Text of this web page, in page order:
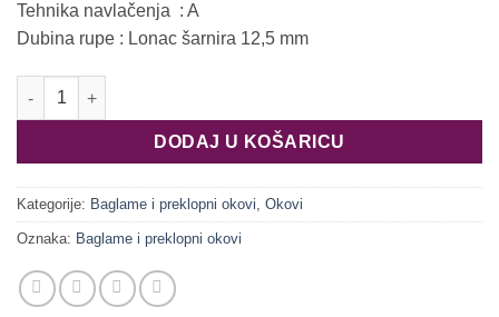
Tehnika navlačenja : A
Dubina rupe : Lonac šarnira 12,5 mm
Šarnir Metallamat A 92⁰ 48/6 rav-tunel 316.35.500 količina
DODAJ U KOŠARICU
Kategorije: Baglame i preklopni okovi, Okovi
Oznaka: Baglame i preklopni okovi